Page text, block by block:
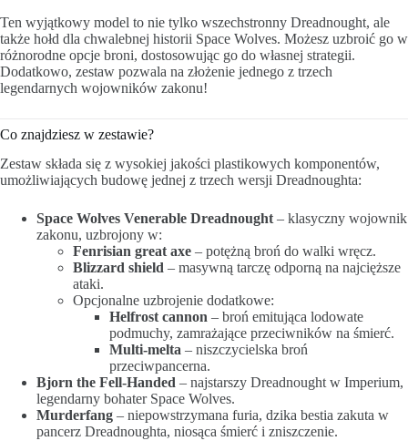
Ten wyjątkowy model to nie tylko wszechstronny Dreadnought, ale
także hołd dla chwalebnej historii Space Wolves. Możesz uzbroić go w
różnorodne opcje broni, dostosowując go do własnej strategii.
Dodatkowo, zestaw pozwala na złożenie jednego z trzech
legendarnych wojowników zakonu!
Co znajdziesz w zestawie?
Zestaw składa się z wysokiej jakości plastikowych komponentów,
umożliwiających budowę jednej z trzech wersji Dreadnoughta:
Space Wolves Venerable Dreadnought– klasyczny wojownik
zakonu, uzbrojony w:
Fenrisian great axe – potężną broń do walki wręcz.
Blizzard shield – masywną tarczę odporną na najcięższe
ataki.
Opcjonalne uzbrojenie dodatkowe:
Helfrost cannon – broń emitująca lodowate
podmuchy, zamrażające przeciwników na śmierć.
Multi-melta – niszczycielska broń
przeciwpancerna.
Bjorn the Fell-Handed – najstarszy Dreadnought w Imperium,
legendarny bohater Space Wolves.
Murderfang – niepowstrzymana furia, dzika bestia zakuta w
pancerz Dreadnoughta, niosąca śmierć i zniszczenie.